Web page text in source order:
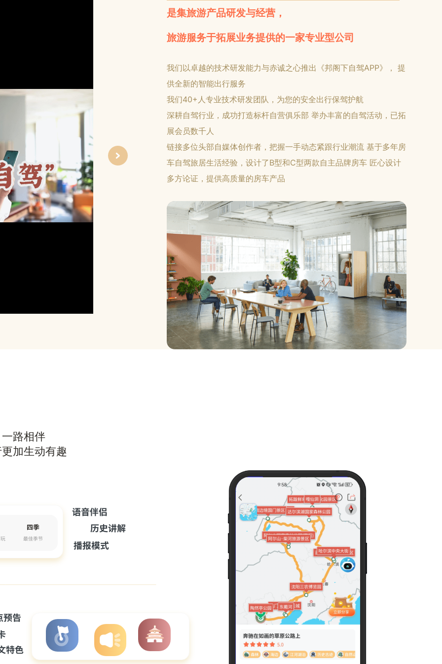
是集旅游产品研发与经营，
旅游服务于拓展业务提供的一家专业型公司
我们以卓越的技术研发能力与赤诚之心推出《邦阁下自驾APP》， 提
供全新的智能出行服务
我们40+人专业技术研发团队，为您的安全出行保驾护航
深耕自驾行业，成功打造标杆自营俱乐部 举办丰富的自驾活动，已拓
展会员数千人
链接多位头部自媒体创作者，把握一手动态紧跟行业潮流 基于多年房
车自驾旅居生活经验，设计了B型和C型两款自主品牌房车 匠心设计
多方论证，提供高质量的房车产品
路相伴
加生动有趣